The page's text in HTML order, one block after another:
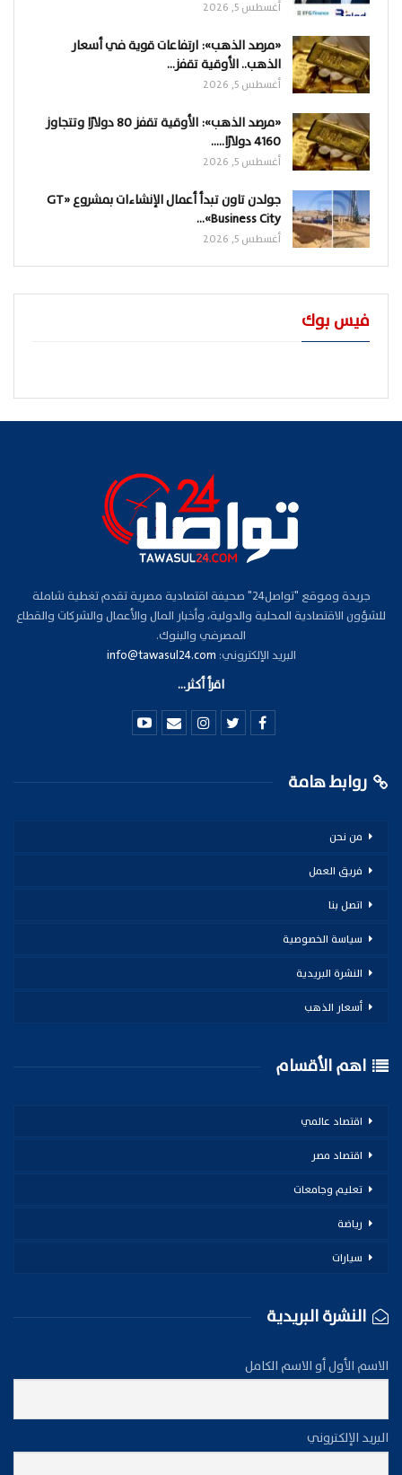
أغسطس 5, 2026
«مرصد الذهب»: ارتفاعات قوية في أسعار
الذهب.. الأوقية تقفز…
أغسطس 5, 2026
«مرصد الذهب»: الأوقية تقفز 80 دولارًا وتتجاوز
4160 دولارًا..…
أغسطس 5, 2026
جولدن تاون تبدأ أعمال الإنشاءات بمشروع «GT
Business City»…
أغسطس 5, 2026
فيس بوك
جريدة وموقع "تواصل24" صحيفة اقتصادية مصرية تقدم تغطية شاملة
للشؤون الاقتصادية المحلية والدولية، وأخبار المال والأعمال والشركات والقطاع
المصرفي والبنوك.
البريد الإلكتروني: info@tawasul24.com
اقرأ أكثر...
روابط هامة
من نحن
فريق العمل
اتصل بنا
سياسة الخصوصية
النشرة البريدية
أسعار الذهب
اهم الأقسام
اقتصاد عالمي
اقتصاد مصر
تعليم وجامعات
رياضة
سيارات
النشرة البريدية
الاسم الأول أو الاسم الكامل
البريد الإلكتروني